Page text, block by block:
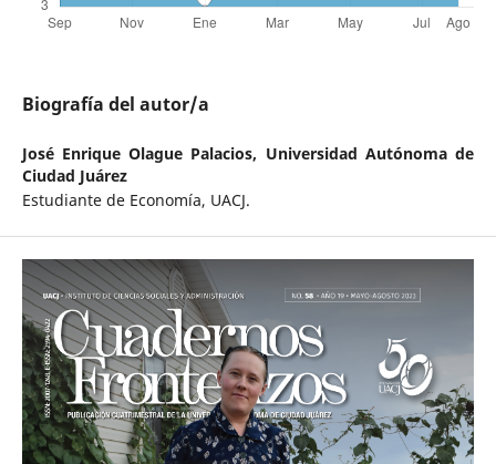
Biografía del autor/a
José Enrique Olague Palacios, Universidad Autónoma de
Ciudad Juárez
Estudiante de Economía, UACJ.